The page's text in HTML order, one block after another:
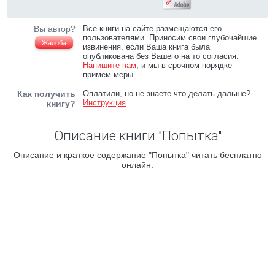
Вы автор?
Жалоба
Все книги на сайте размещаются его
пользователями. Приносим свои глубочайшие
извинения, если Ваша книга была
опубликована без Вашего на то согласия.
Напишите нам, и мы в срочном порядке
примем меры.
Как получить
книгу?
Оплатили, но не знаете что делать дальше?
Инструкция.
Описание книги "Попытка"
Описание и краткое содержание "Попытка" читать бесплатно
онлайн.